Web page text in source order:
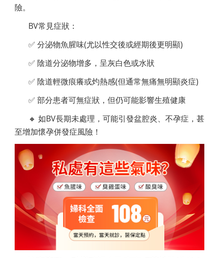
險。
BV常見症狀：
✅ 分泌物魚腥味(尤以性交後或經期後更明顯)
✅ 陰道分泌物增多，呈灰白色或水狀
✅ 陰道輕微痕癢或灼熱感(但通常無痛無明顯炎症)
✅ 部分患者可無症狀，但仍可能影響生殖健康
🔸 如BV長期未處理，可能引發盆腔炎、不孕症，甚
至增加懷孕併發症風險！